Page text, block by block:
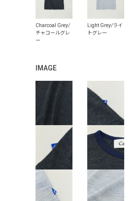
IMAGE